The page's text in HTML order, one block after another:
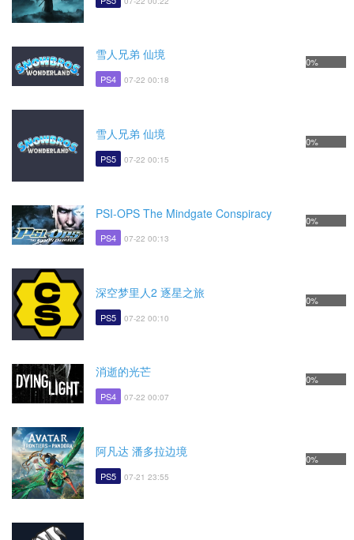
雪人兄弟 仙境
PS4 07-22 00:18
0%
雪人兄弟 仙境
PS5 07-22 00:15
0%
PSI-OPS The Mindgate Conspiracy
PS4 07-22 00:13
0%
深空梦里人2 逐星之旅
PS5 07-22 00:10
0%
消逝的光芒
PS4 07-22 00:07
0%
阿凡达 潘多拉边境
PS5 07-21 23:55
0%